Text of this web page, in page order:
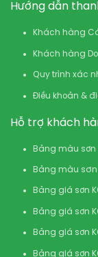
Hướng dẫn
Khách hàng
Khách hàng
Quy trình xác
Điều khoản &
Hỗ trợ khách
Bảng màu sơn
Bảng màu sơn
Bảng giá sơn
Bảng giá sơn
Bảng giá sơn
Bảng giá sơn